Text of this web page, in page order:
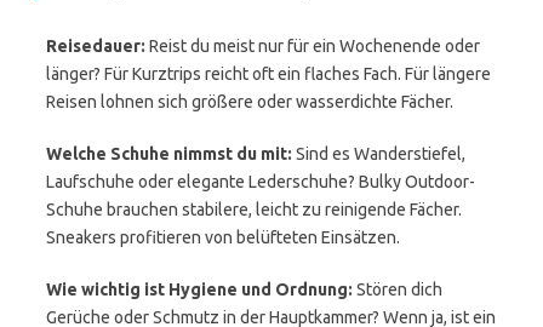
Reisedauer: Reist du meist nur für ein Wochenende oder
länger? Für Kurztrips reicht oft ein flaches Fach. Für längere
Reisen lohnen sich größere oder wasserdichte Fächer.
Welche Schuhe nimmst du mit: Sind es Wanderstiefel,
Laufschuhe oder elegante Lederschuhe? Bulky Outdoor-
Schuhe brauchen stabilere, leicht zu reinigende Fächer.
Sneakers profitieren von belüfteten Einsätzen.
Wie wichtig ist Hygiene und Ordnung: Stören dich
Gerüche oder Schmutz in der Hauptkammer? Wenn ja, ist ein